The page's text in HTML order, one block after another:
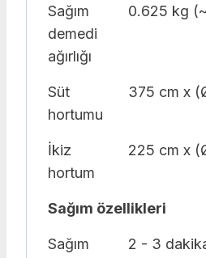
Sağım
demedi
ağırlığı
0.625 kg
Süt
hortumu
375 cm x
İkiz
hortum
225 cm x
Sağım özellikleri
Sağım
2 - 3